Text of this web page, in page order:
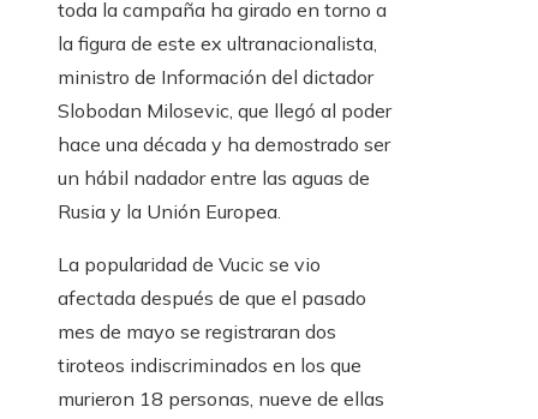
toda la campaña ha girado en torno a
la figura de este ex ultranacionalista,
ministro de Información del dictador
Slobodan Milosevic, que llegó al poder
hace una década y ha demostrado ser
un hábil nadador entre las aguas de
Rusia y la Unión Europea.
La popularidad de Vucic se vio
afectada después de que el pasado
mes de mayo se registraran dos
tiroteos indiscriminados en los que
murieron 18 personas, nueve de ellas